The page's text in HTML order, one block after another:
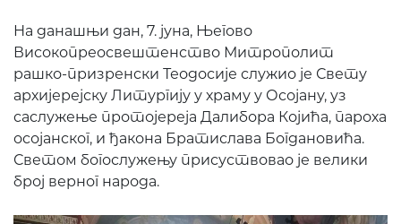
На данашњи дан, 7. јуна, Његово
Високопреосвештенство Митрополит
рашко-призренски Теодосије служио је Свету
архијерејску Литургију у храму у Осојану, уз
саслужење протојереја Далибора Којића, пароха
осојанског, и ђакона Братислава Богдановића.
Светом богослужењу присуствовао је велики
број верног народа.